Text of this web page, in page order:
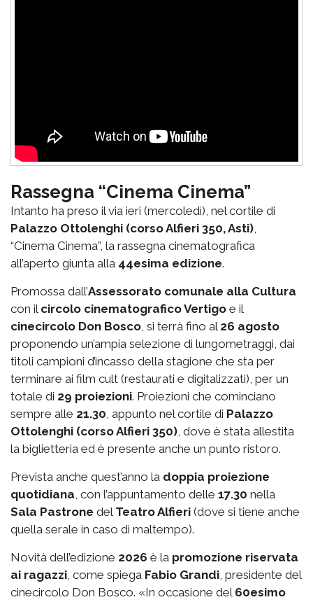
Rassegna “Cinema Cinema”
Intanto ha preso il via ieri (mercoledì), nel cortile di
Palazzo Ottolenghi (corso Alfieri 350, Asti),
“Cinema Cinema”, la rassegna cinematografica
all’aperto giunta alla 44esima edizione.
Promossa dall’Assessorato comunale alla Cultura
con il circolo cinematografico Vertigo e il
cinecircolo Don Bosco, si terrà fino al 26 agosto
proponendo un’ampia selezione di lungometraggi, dai
titoli campioni d’incasso della stagione che sta per
terminare ai film cult (restaurati e digitalizzati), per un
totale di 29 proiezioni. Proiezioni che cominciano
sempre alle 21.30, appunto nel cortile di Palazzo
Ottolenghi (corso Alfieri 350), dove è stata allestita
la biglietteria ed è presente anche un punto ristoro.
Prevista anche quest’anno la doppia proiezione
quotidiana, con l’appuntamento delle 17.30 nella
Sala Pastrone del Teatro Alfieri (dove si tiene anche
quella serale in caso di maltempo).
Novità dell’edizione 2026 è la promozione riservata
ai ragazzi, come spiega Fabio Grandi, presidente del
cinecircolo Don Bosco. «In occasione del 60esimo